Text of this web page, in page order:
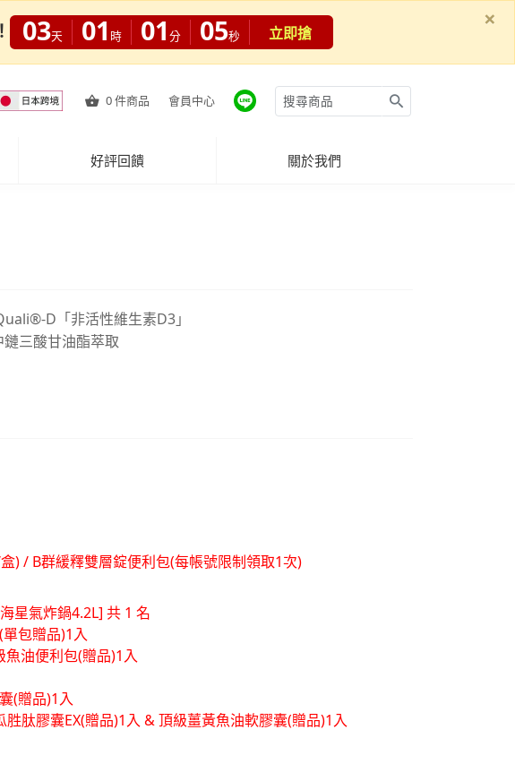
0件商品 會員中心
好評回饋 關於我們
D「非活性維生素D3」
三酸甘油酯萃取
) / B群緩釋雙層錠便利包(每帳號限制領取1次)
星氣炸鍋4.2L] 共 1 名
單包贈品)1入
魚油便利包(贈品)1入
(贈品)1入
胜肽膠囊EX(贈品)1入 & 頂級薑黃魚油軟膠囊(贈品)1入
03天 01 時 01 分 04秒 立即搶
×